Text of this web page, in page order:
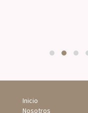
Inicio
Nosotros